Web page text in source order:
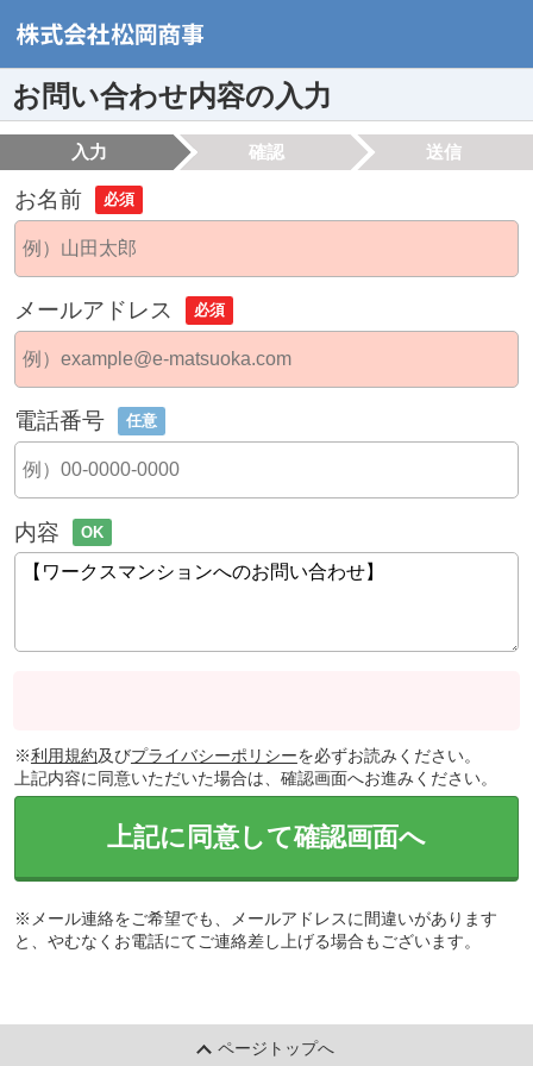
お問い合わせ内容の入力
入力 確認 送信
お名前 必須
メールアドレス 必須
電話番号 任意
内容 OK
※利用規約及びプライバシーポリシーを必ずお読みください。
上記内容に同意いただいた場合は、確認画面へお進みください。
上記に同意して確認画面へ
※メール連絡をご希望でも、メールアドレスに間違いがあります
と、やむなくお電話にてご連絡差し上げる場合もございます。
ページトップへ